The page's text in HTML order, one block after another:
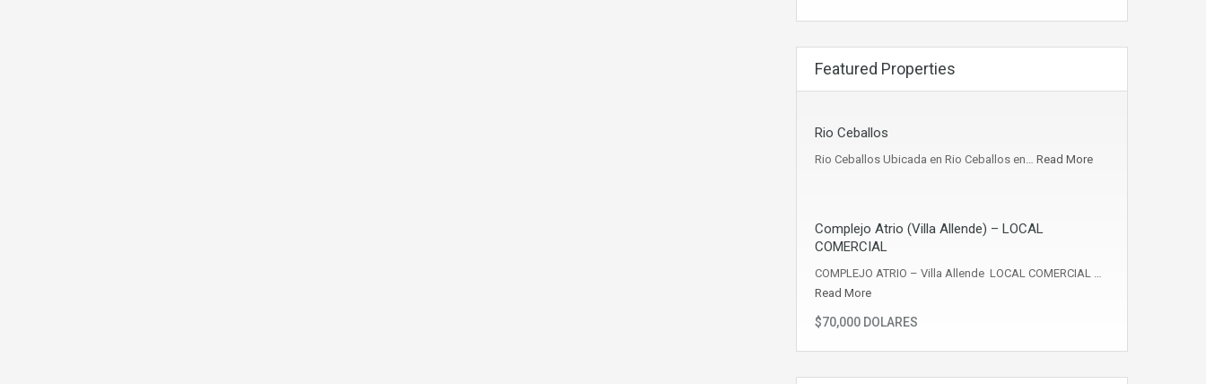
Featured Properties
Rio Ceballos
Rio Ceballos Ubicada en Rio Ceballos en… Read More
Complejo Atrio (Villa Allende) – LOCAL
COMERCIAL
COMPLEJO ATRIO – Villa Allende LOCAL COMERCIAL …
Read More
$70,000 DOLARES